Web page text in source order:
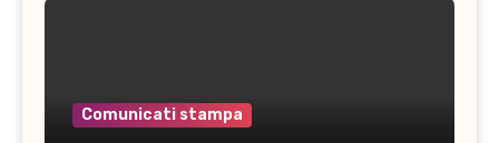
Comunicati stampa